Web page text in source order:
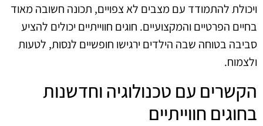
ויכולת להתמודד עם מצבים לא צפויים, תכונה חשובה מאוד
בחיים הפרטיים והמקצועיים. חוגים חווייתיים יכולים להציע
סביבה בטוחה שבה הילדים ירגישו חופשיים לנסות, לטעות
ולצמוח.
הקשרים עם טכנולוגיה וחדשנות
בחוגים חווייתיים